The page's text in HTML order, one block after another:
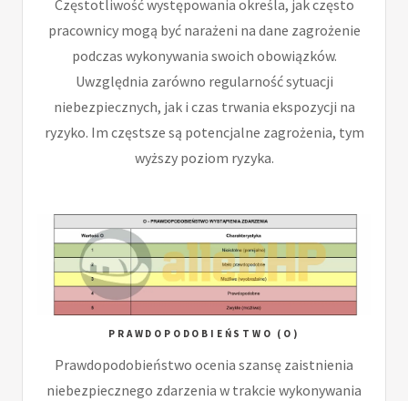
Częstotliwość występowania określa, jak często
pracownicy mogą być narażeni na dane zagrożenie
podczas wykonywania swoich obowiązków.
Uwzględnia zarówno regularność sytuacji
niebezpiecznych, jak i czas trwania ekspozycji na
ryzyko. Im częstsze są potencjalne zagrożenia, tym
wyższy poziom ryzyka.
PRAWDOPODOBIEŃSTWO (O)
Prawdopodobieństwo ocenia szansę zaistnienia
niebezpiecznego zdarzenia w trakcie wykonywania